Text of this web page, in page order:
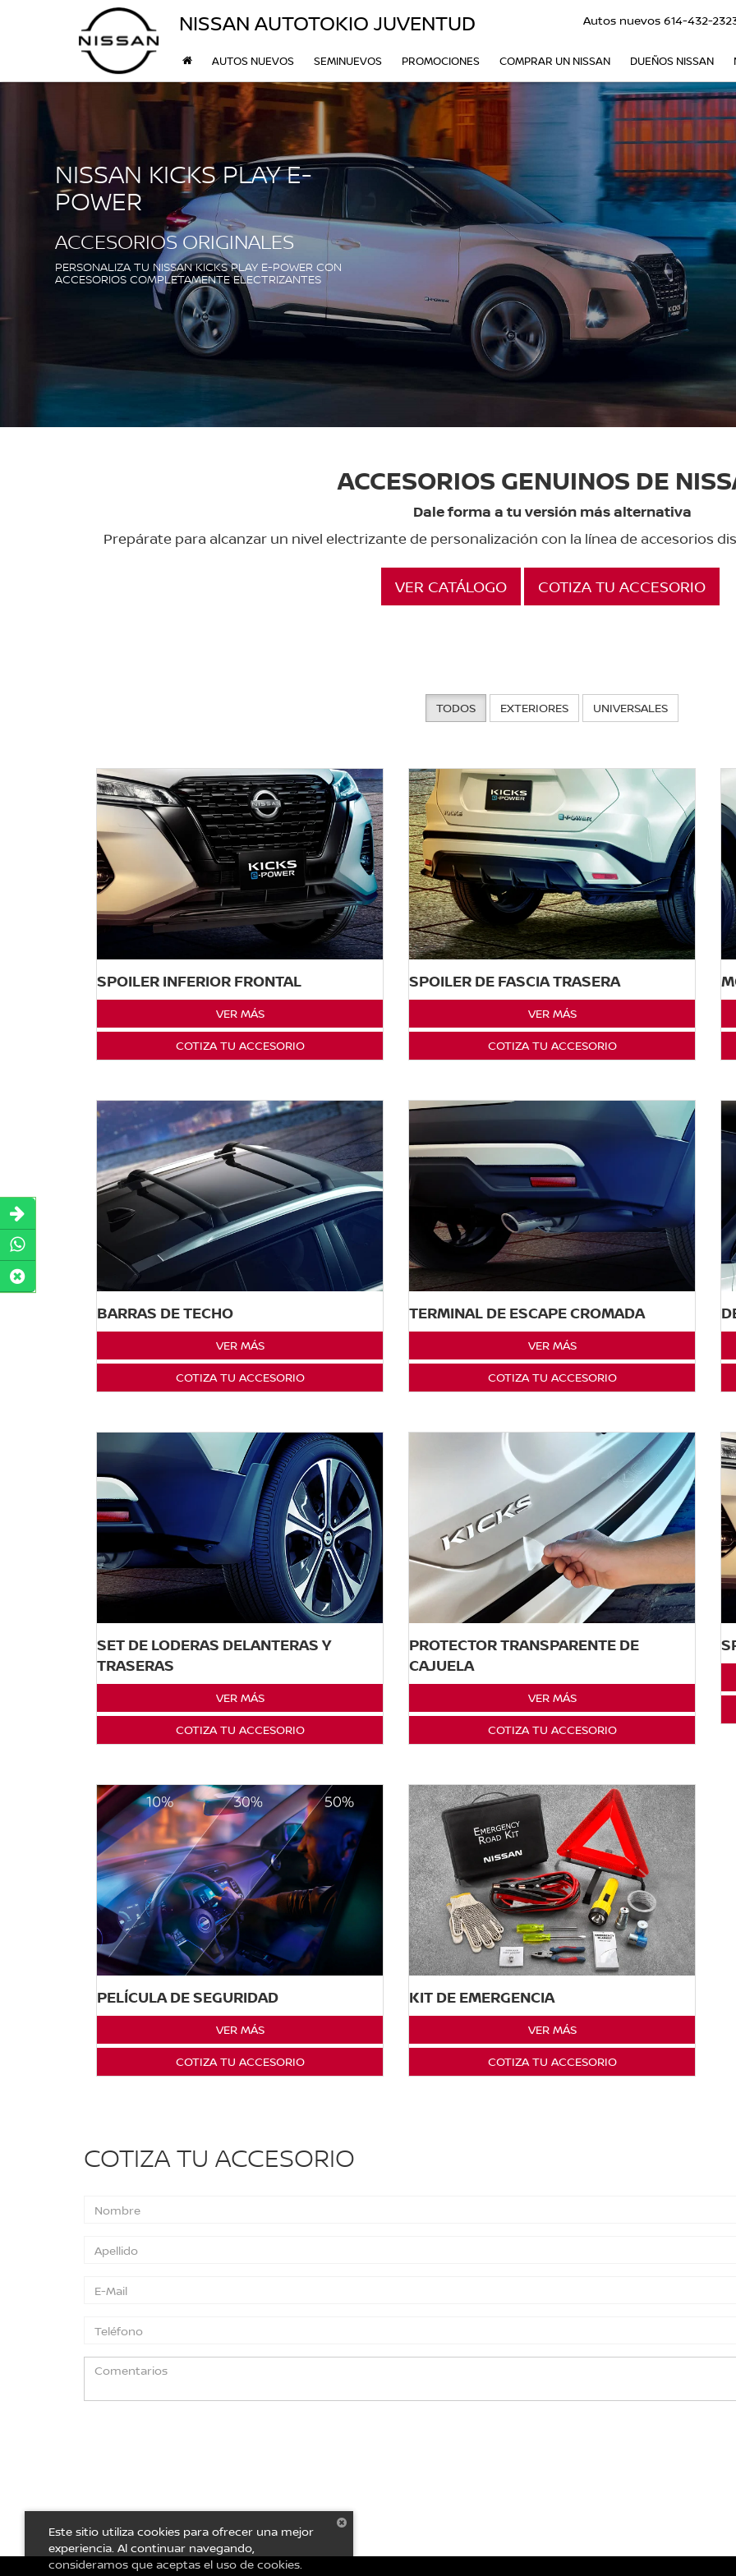
NISSAN AUTOTOKIO JUVENTUD Autos nuevos 614-432-
AUTOS NUEVOS SEMINUEVOS PROMOCIONES COMPRAR UN NISSAN DUEÑOS NISSAN
NISSAN KICKS PLAY E-
POWER
ACCESORIOS ORIGINALES
PERSONALIZA TU NISSAN KICKS PLAY E-POWER CON
ACCESORIOS COMPLETAMENTE ELECTRIZANTES
ACCESORIOS GENUINOS DE
Dale forma a tu versión más alternativa
Prepárate para alcanzar un nivel electrizante de personalización con la línea de accesorios
VER CATÁLOGO COTIZA TU ACCESORIO
TODOS EXTERIORES UNIVERSALES
SPOILER INFERIOR FRONTAL
VER MÁS
COTIZA TU ACCESORIO
SPOILER DE FASCIA TRASERA
VER MÁS
COTIZA TU ACCESORIO
BARRAS DE TECHO
VER MÁS
COTIZA TU ACCESORIO
TERMINAL DE ESCAPE CROMADA
VER MÁS
COTIZA TU ACCESORIO
SET DE LODERAS DELANTERAS Y
TRASERAS
VER MÁS
COTIZA TU ACCESORIO
PROTECTOR TRANSPARENTE DE
CAJUELA
VER MÁS
COTIZA TU ACCESORIO
PELÍCULA DE SEGURIDAD
VER MÁS
COTIZA TU ACCESORIO
KIT DE EMERGENCIA
VER MÁS
COTIZA TU ACCESORIO
COTIZA TU ACCESORIO
Este sitio utiliza cookies para ofrecer una mejor
experiencia. Al continuar navegando,
consideramos que aceptas el uso de cookies.